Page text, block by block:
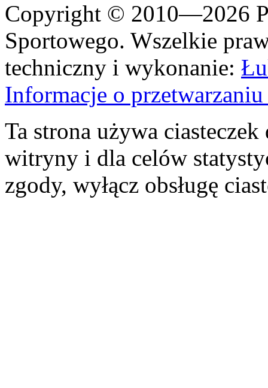
Copyright © 2010—2026
Sportowego. Wszelkie
techniczny i wykonanie:
Informacje o
Ta strona używa
witryny i dla celów
zgody, wyłącz obsługę